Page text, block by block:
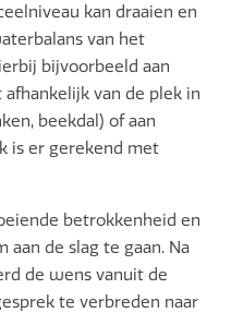
kan draaien en
van het
bijvoorbeeld aan
van de plek in
beekdal) of aan
is er gerekend met
betrokkenheid en
aan de slag te gaan. Na
de wens vanuit de
te verbreden naar